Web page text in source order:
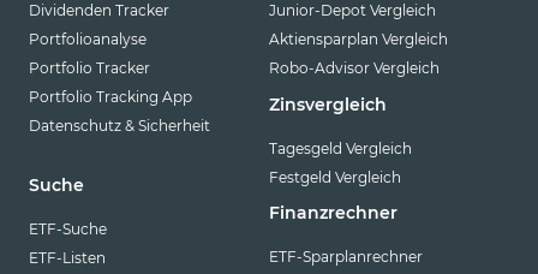
Dividenden Tracker
Portfolioanalyse
Portfolio Tracker
Portfolio Tracking App
Datenschutz & Sicherheit
Suche
ETF-Suche
ETF-Listen
Junior-Depot Vergleich
Aktiensparplan Vergleich
Robo-Advisor Vergleich
Zinsvergleich
Tagesgeld Vergleich
Festgeld Vergleich
Finanzrechner
ETF-Sparplanrechner